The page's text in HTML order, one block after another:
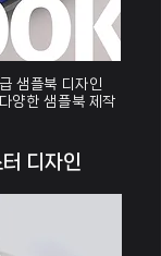
샘플북 디자인
양한 샘플북 제작​
디자인